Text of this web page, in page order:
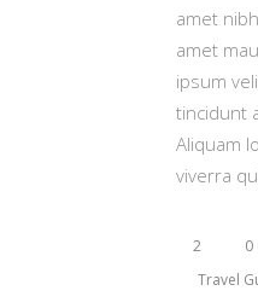
amet
amet
ipsum
tincidunt
Aliquam
viverra
2
0
Travel